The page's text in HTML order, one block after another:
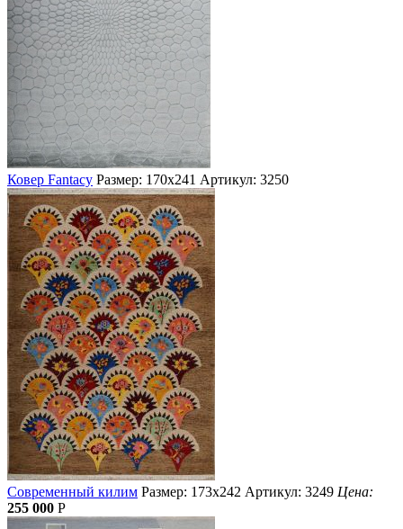
Ковер Fantacy Размер: 170х241 Артикул: 3250
Современный килим Размер: 173х242 Артикул: 3249 Цена:
255 000 Р